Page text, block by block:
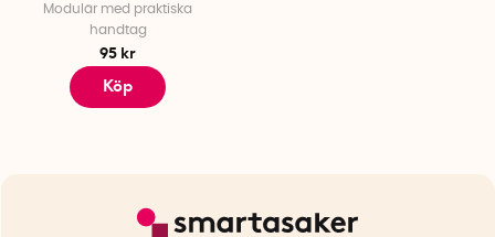
Modulär med praktiska
handtag
95 kr
Köp